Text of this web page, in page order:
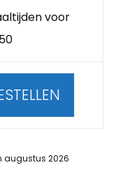
voor
augustus 2026